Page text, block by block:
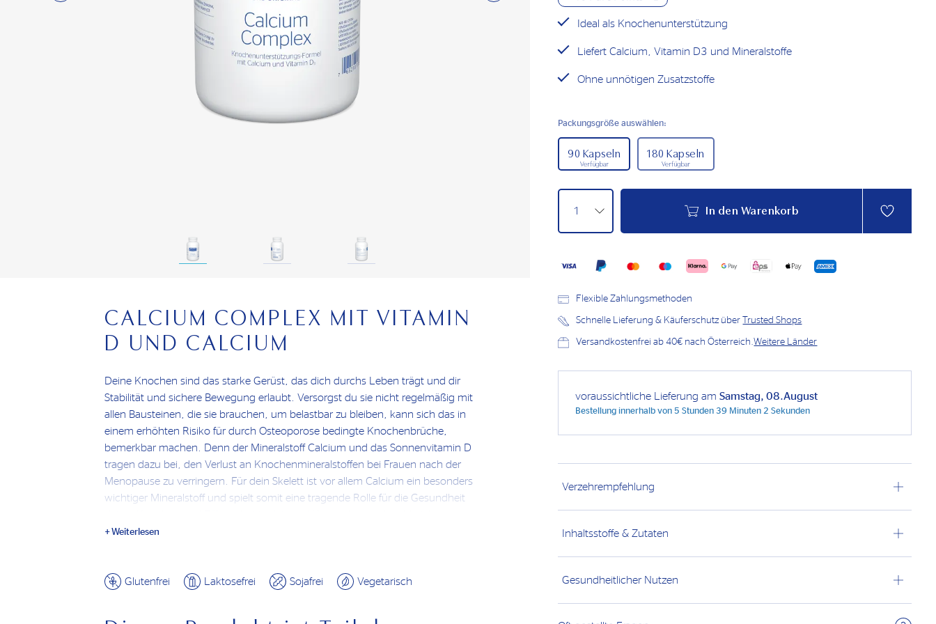
Ideal als Knochenunterstützung
Liefert Calcium, Vitamin D3 und Mineralstoffe
Ohne unnötigen Zusatzstoffe
Packungsgröße auswählen:
90 Kapseln
Verfügbar
180 Kapseln
Verfügbar
In den Warenkorb
Flexible Zahlungsmethoden
Schnelle Lieferung & Käuferschutz über Trusted Shops
Versandkostenfrei ab 40€ nach Österreich.Weitere Länder
voraussichtliche Lieferung amSamstag, 08.August
Bestellung innerhalb von5 Stunden 39 Minuten 1 Sekunde
Verzehrempfehlung
Inhaltsstoffe & Zutaten
Gesundheitlicher Nutzen
CALCIUM COMPLEX MIT VITAMIN
D UND CALCIUM
Deine Knochen sind das starke Gerüst, das dich durchs Leben trägt und dir
Stabilität und sichere Bewegung erlaubt. Versorgst du sie nicht regelmäßig mit
allen Bausteinen, die sie brauchen, um belastbar zu bleiben, kann sich das in
einem erhöhten Risiko für durch Osteoporose bedingte Knochenbrüche,
bemerkbar machen. Denn der Mineralstoff Calcium und das Sonnenvitamin D
tragen dazu bei, den Verlust an Knochenmineralstoffen bei Frauen nach der
Menopause zu verringern. Für dein Skelett ist vor allem Calcium ein besonders
wichtiger Mineralstoff und spielt somit eine tragende Rolle für die Gesundheit
wichtige Aufgaben.
zusammenarbeitet, ist es sinnvoll, den Mineralstoff mit bestimmten Nährstoffen zu
Weiterlesen
Glutenfrei Laktosefrei Sojafrei Vegetarisch